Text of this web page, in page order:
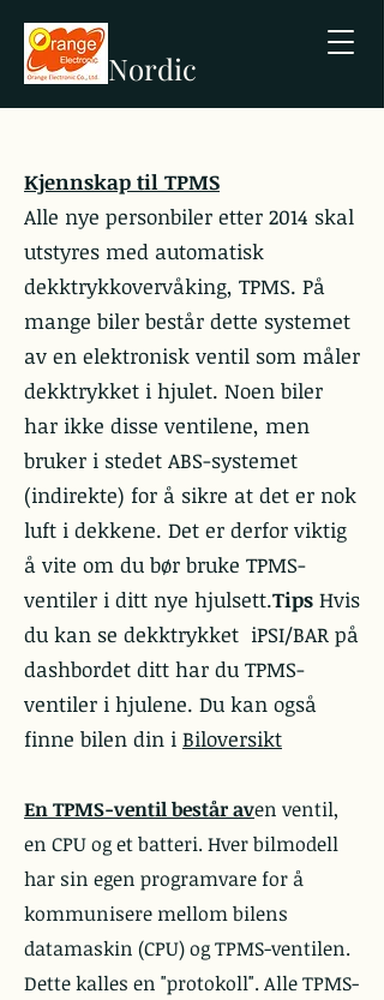
Nordic
Kjennskap til TPMS
Alle nye personbiler etter 2014 skal
utstyres med automatisk
dekktrykkovervåking, TPMS. På
mange biler består dette systemet
av en elektronisk ventil som måler
dekktrykket i hjulet. Noen biler
har ikke disse ventilene, men
bruker i stedet ABS-systemet
(indirekte) for å sikre at det er nok
luft i dekkene. Det er derfor viktig
å vite om du bør bruke TPMS-
ventiler i ditt nye hjulsett.Tips Hvis
du kan se dekktrykket iPSI/BAR på
dashbordet ditt har du TPMS-
ventiler i hjulene. Du kan også
finne bilen din i Biloversikt
En TPMS-ventil består aven ventil,
en CPU og et batteri. Hver bilmodell
har sin egen programvare for å
kommunisere mellom bilens
datamaskin (CPU) og TPMS-ventilen.
Dette kalles en "protokoll". Alle TPMS-